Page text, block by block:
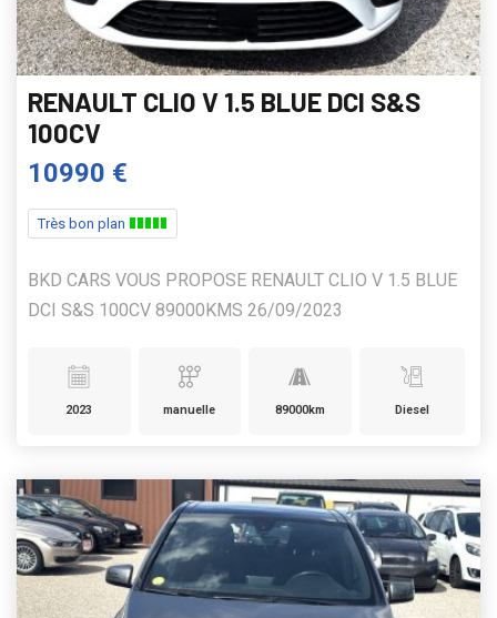
RENAULT CLIO V 1.5 BLUE DCI S&S
100CV
10990 €
Très bon plan
BKD CARS VOUS PROPOSE RENAULT CLIO V 1.5 BLUE
DCI S&S 100CV 89000KMS 26/09/2023
2023 manuelle 89000km Diesel